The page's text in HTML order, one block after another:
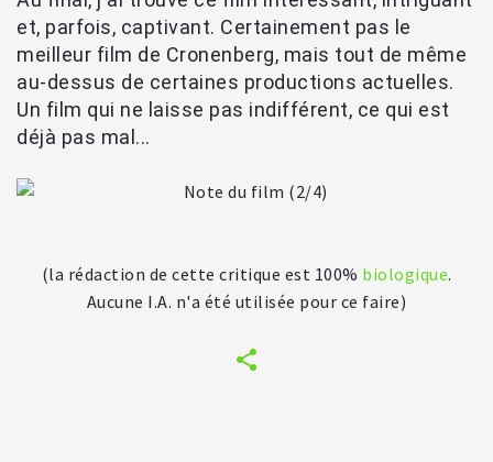
et, parfois, captivant. Certainement pas le
meilleur film de Cronenberg, mais tout de même
au-dessus de certaines productions actuelles.
Un film qui ne laisse pas indifférent, ce qui est
déjà pas mal...
(la rédaction de cette critique est 100% biologique.
Aucune I.A. n'a été utilisée pour ce faire)